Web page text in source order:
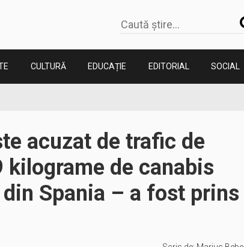
CULTURĂ EDUCAȚIE EDITORIAL SOCIAL
acuzat de trafic de
de canabis
Spania – a fost prins